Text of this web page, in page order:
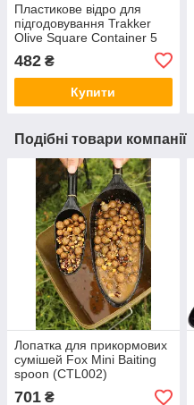
Пластикове відро для
підгодовування Trakker
Olive Square Container 5
482 ₴
Купити
Подібні товари компанії
Лопатка для прикормових
сумішей Fox Mini Baiting
spoon (CTL002)
701 ₴